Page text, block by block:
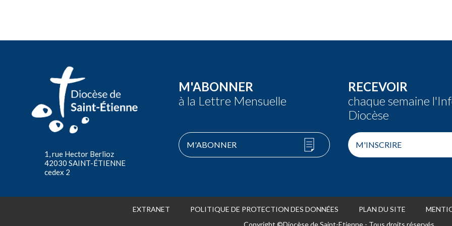
1, rue Hector Berlioz
42030 SAINT-ÉTIENNE
cedex 2
M'ABONNER
à la Lettre Mensuelle
M'ABONNER
RECEVOIR
chaque semaine
Diocèse
M'INSCRIRE
EXTRANET POLITIQUE DE PROTECTION DES DONNÉES PLAN DU SITE
Copyright ©Diocèse de Saint-Etienne - Tous droits réservés